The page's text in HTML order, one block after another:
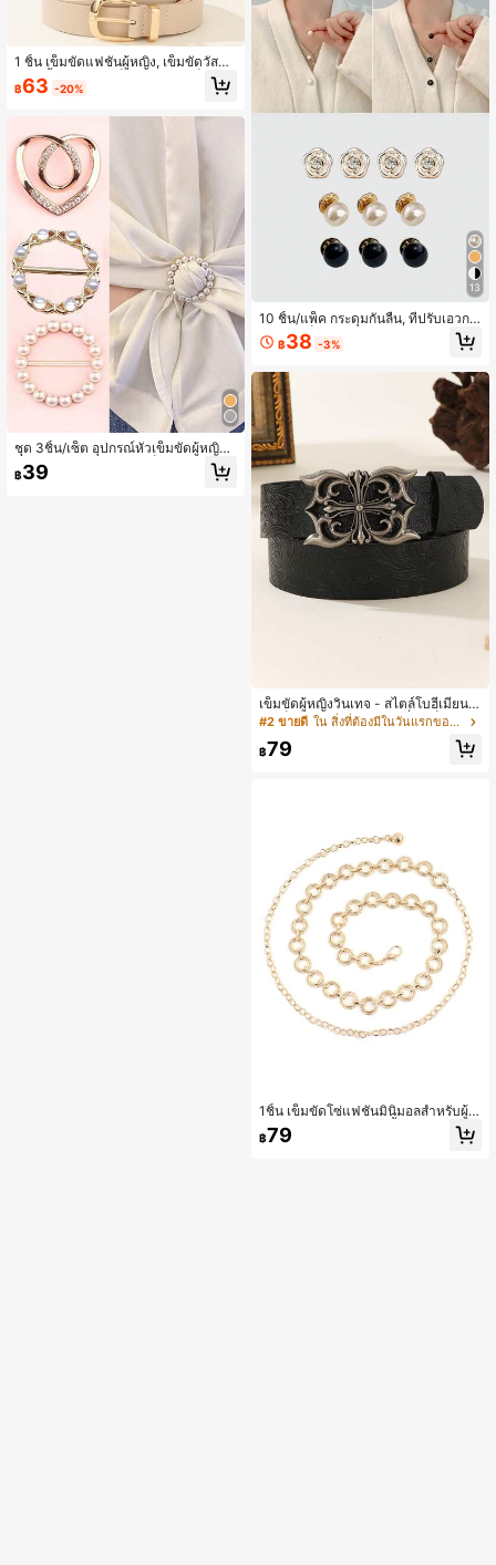
1 ชิ้น เข็มขัดแฟชั่นผู้หญิง, เข็มขัดวัสดุ
PU สีพื้นพร้อมหัวเข็มขัดสีทอง, เข็มขัด
สำหรับใส่ไปทำงาน, อุปกรณ์เสริมเอวสไ
฿63 -20%
ชุด 3ชิ้น/เซ็ต อุปกรณ์หัวเข็มขัดผู้หญิง:
ที่จับปลายชุดตีนตุ๊กแก เข็มขัด คริสตัล,
เข็มขัดผ้าพันคอตกแต่ง วันวาเลนไทน์
฿39
13
10 ชิ้น/แพ็ค กระดุมกันลื่น, ที่ปรับเอวกร
ะโปรง, เข็มกลัดมุก, กระดุมแบบไม่มีรอ
ยต่อสำหรับแต่งเสื้อผ้า
฿38 -3%
เข็มขัดผู้หญิงวินเทจ - สไตล์โบฮีเมียน,
หัวเข็มขัดกลวงวินเทจแฟชั่น, เข็มขัดสไ
สำหรับกางเกงยีนส์, ชุดเดรสและชุดลำล
#2 ขายดี ใน สิ่งที่ต้องมีในวันแรกของการเรียนที่ HBCU (มหาวิ
฿79
1ชิ้น เข็มขัดโซ่แฟชั่นมินิมอลสำหรับผู้ห
ญิง, สำหรับตกแต่งปาร์ตี้ฮาโลวีนฤดูร้อ
น, โรงเรียนฤดูใบไม้ร่วง, ฤดูใบไม้ร่วง, ฮ
฿79